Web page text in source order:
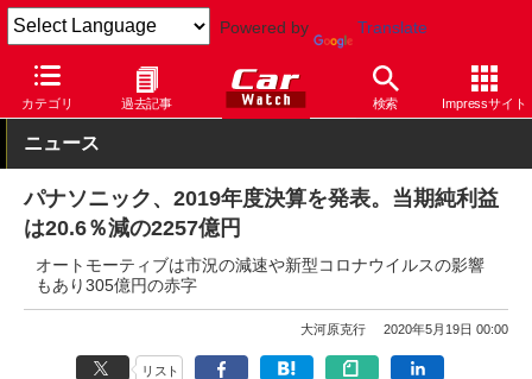
Powered by Translate
カテゴリ 過去記事 検索 Impressサイト
Car Watch ナビ パナソニック その他
ニュース
パナソニック、2019年度決算を発表。当期純利益
は20.6％減の2257億円
オートモーティブは市況の減速や新型コロナウイルスの影響
もあり305億円の赤字
大河原克行 2020年5月19日 00:00
リスト